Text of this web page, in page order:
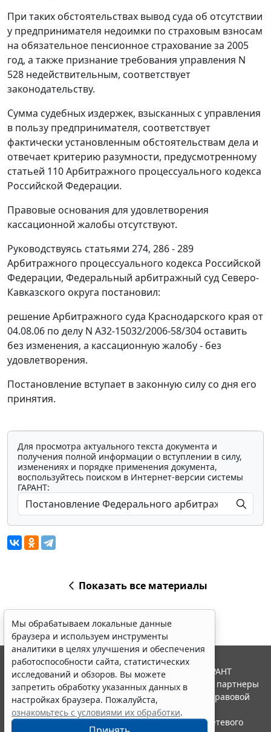
При таких обстоятельствах вывод суда об отсутствии
у предпринимателя недоимки по страховым взносам
на обязательное пенсионное страхование за 2005
год, а также признание требования управления N
528 недействительным, соответствует
законодательству.
Сумма судебных издержек, взысканных с управления
в пользу предпринимателя, соответствует
фактически установленным обстоятельствам дела и
отвечает критерию разумности, предусмотренному
статьей 110Арбитражного процессуального кодекса
Российской Федерации.
Правовые основания для удовлетворения
кассационной жалобы отсутствуют.
Руководствуясь статьями 274, 286 - 289
Арбитражного процессуального кодекса Российской
Федерации, Федеральный арбитражный суд Северо-
Кавказского округа постановил:
решение Арбитражного суда Краснодарского края от
04.08.06 по делу N А32-15032/2006-58/304 оставить
без изменения, а кассационную жалобу - без
удовлетворения.
Постановление вступает в законную силу со дня его
принятия.
Для просмотра актуального текста документа и
получения полной информации о вступлении в силу,
изменениях и порядке применения документа,
воспользуйтесь поиском в Интернет-версии системы
ГАРАНТ:
Показать все материалы
Мы обрабатываем локальные данные
браузера и используем инструменты
аналитики в целях улучшения и обеспечения
работоспособности сайта, статистических
исследований и обзоров. Вы можете
запретить обработку указанных данных в
настройках браузера. Пожалуйста,
ознакомьтесь с условиями их обработки.
© ООО "НПП "ГАРАНТ-СЕРВИС", 2026. Система ГАРАНТ
выпускается с 1990 года. Компания "Гарант" и ее партнеры
являются участниками Российской ассоциации правовой
информации ГАРАНТ.
Портал ГАРАНТ.РУ зарегистрирован в качестве сетевого